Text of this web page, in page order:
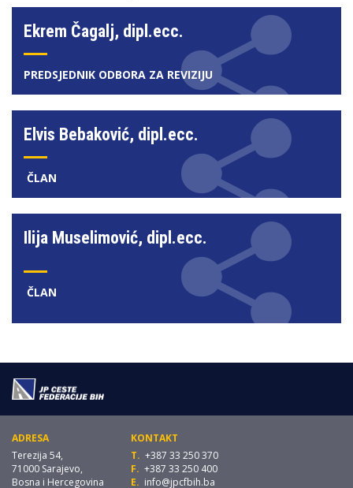
Ekrem Čagalj, dipl.ecc.
PREDSJEDNIK ODBORA ZA REVIZIJU
Elvis Bebaković, dipl.ecc.
ČLAN
Ilija Muselimović, dipl.ecc.
ČLAN
ADRESA
Terezija 54,
71000 Sarajevo,
Bosna i Hercegovina
KONTAKT
T. +387 33 250 370
F. +387 33 250 400
E. info@jpcfbih.ba